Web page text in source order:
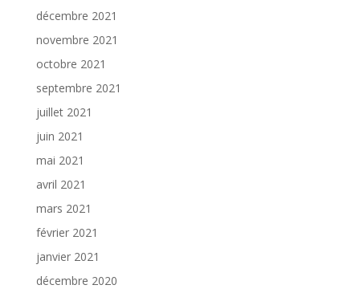
décembre 2021
novembre 2021
octobre 2021
septembre 2021
juillet 2021
juin 2021
mai 2021
avril 2021
mars 2021
février 2021
janvier 2021
décembre 2020